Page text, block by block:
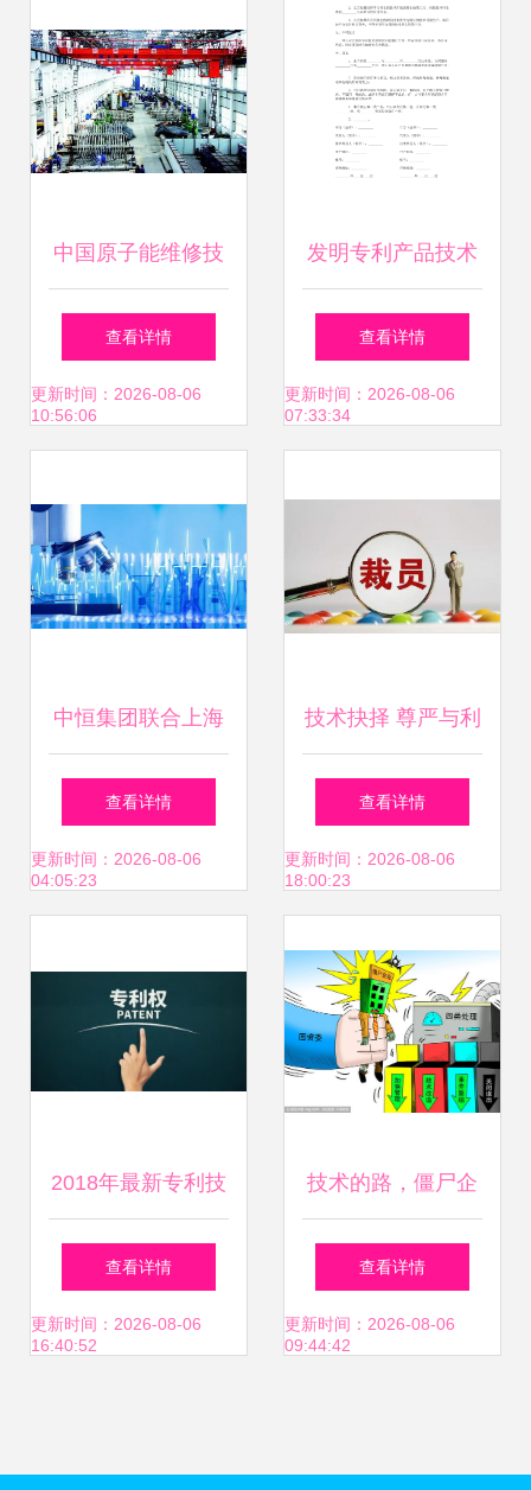
中国原子能维修技
术成就 世界第一，
美日望尘莫及
查看详情
更新时间：2026-08-06
10:56:06
发明专利产品技术
转让合同书（最新
修订版）
查看详情
更新时间：2026-08-06
07:33:34
中恒集团联合上海
中医药大学 30亿级
血栓通药物开启二
征程
查看详情
更新时间：2026-08-06
04:05:23
技术抉择 尊严与利
益的平衡之道
查看详情
更新时间：2026-08-06
18:00:23
2018年最新专利技
术转让协议编写指
南及范文
查看详情
更新时间：2026-08-06
16:40:52
技术的路，僵尸企
业的丧钟？——技
术转让与市场活力
查看详情
更新时间：2026-08-06
09:44:42